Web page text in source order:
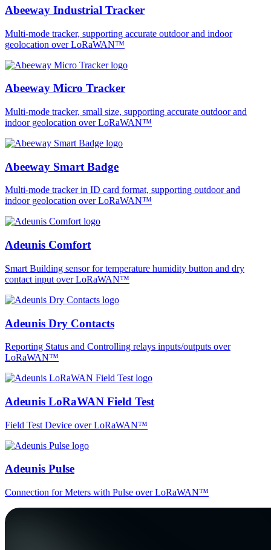
Abeeway Industrial Tracker
Multi-mode tracker, supporting accurate outdoor and indoor
geolocation over LoRaWAN™
Abeeway Micro Tracker
Multi-mode tracker, small size, supporting accurate outdoor and
indoor geolocation over LoRaWAN™
Abeeway Smart Badge
Multi-mode tracker in ID card format, supporting outdoor and
indoor geolocation over LoRaWAN™
Adeunis Comfort
Smart Building sensor for temperature humidity button and dry
contact input over LoRaWAN™
Adeunis Dry Contacts
Reporting Status and Controlling relays inputs/outputs over
LoRaWAN™
Adeunis LoRaWAN Field Test
Field Test Device over LoRaWAN™
Adeunis Pulse
Connection for Meters with Pulse over LoRaWAN™